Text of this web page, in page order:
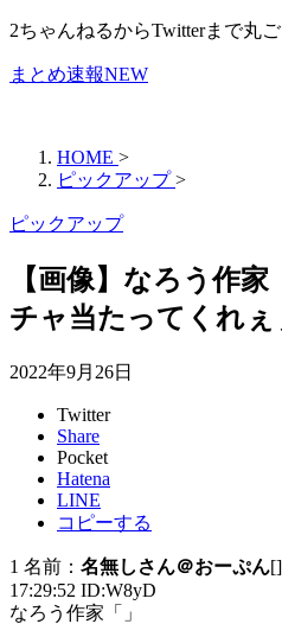
2ちゃんねるからTwitterまで丸
まとめ速報NEW
HOME >
ピックアップ >
ピックアップ
【画像】なろう作
チャ当たってくれぇ
2022年9月26日
Twitter
Share
Pocket
Hatena
LINE
コピーする
1 名前： 名無しさん＠おーぷん
17:29:52 ID:W8yD
なろう作家「」